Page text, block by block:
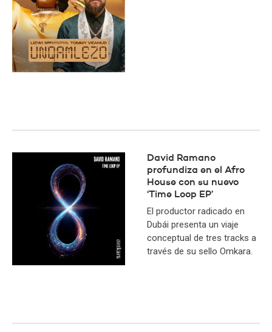
David Ramano
profundiza en el Afro
House con su nuevo
‘Time Loop EP’
El productor radicado en
Dubái presenta un viaje
conceptual de tres tracks a
través de su sello Omkara.